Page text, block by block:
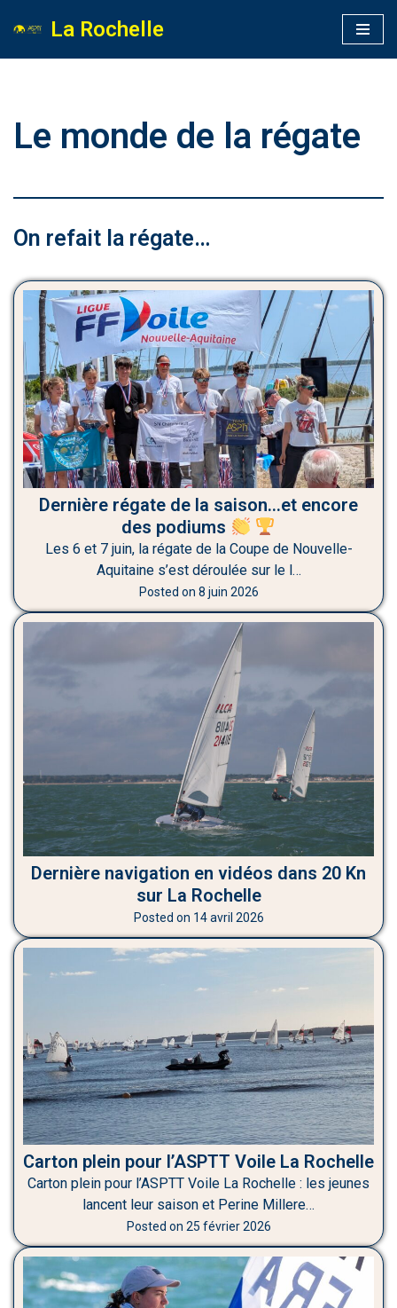
La Rochelle
Le monde de la régate
On refait la régate…
Dernière régate de la saison…et encore
des podiums
Les 6 et 7 juin, la régate de la Coupe de Nouvelle-
Aquitaine s’est déroulée sur le l…
Posted on 8 juin 2026
Dernière navigation en vidéos dans 20 Kn
sur La Rochelle
Posted on 14 avril 2026
Carton plein pour l’ASPTT Voile La Rochelle
Carton plein pour l’ASPTT Voile La Rochelle : les jeunes
lancent leur saison et Perine Millere…
Posted on 25 février 2026